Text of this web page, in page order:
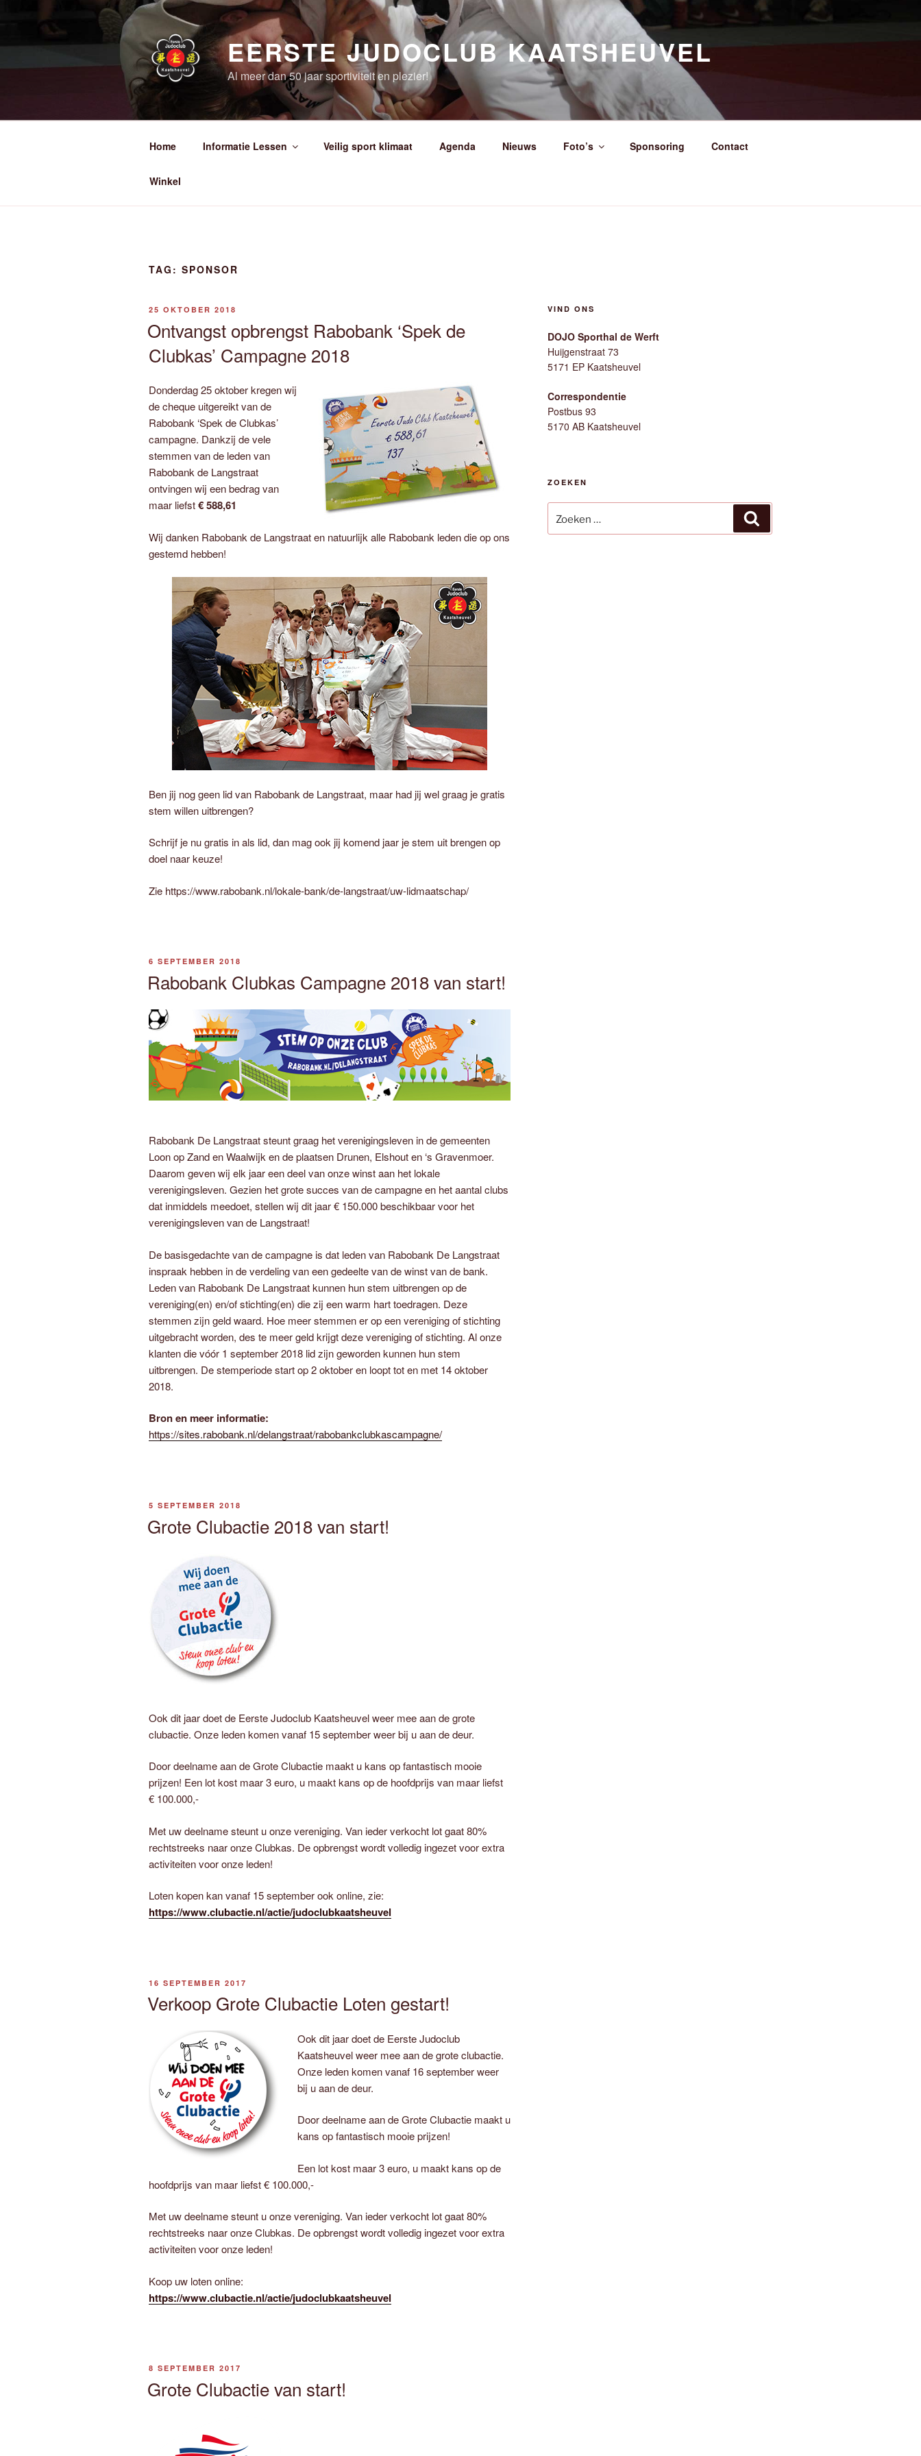
EERSTE JUDOCLUB KAATSHEUVEL
Al meer dan 50 jaar sportiviteit en plezier!
Home Informatie Lessen Veilig sport klimaat Agenda Nieuws Foto’s Sponsoring Contact
Winkel
TAG: SPONSOR
GEPLAATST
25 OKTOBER 2018
Ontvangst opbrengst Rabobank ‘Spek de
Clubkas’ Campagne 2018
Donderdag 25 oktober kregen wij
de cheque uitgereikt van de
Rabobank ‘Spek de Clubkas’
campagne. Dankzij de vele
stemmen van de leden van
Rabobank de Langstraat
ontvingen wij een bedrag van
maar liefst€ 588,61
Wij danken Rabobank de Langstraat en natuurlijk alle Rabobank leden die op ons
gestemd hebben!
Ben jij nog geen lid van Rabobank de Langstraat, maar had jij wel graag je gratis
stem willen uitbrengen?
Schrijf je nu gratis in als lid, dan mag ook jij komend jaar je stem uit brengen op
doel naar keuze!
Zie https://www.rabobank.nl/lokale-bank/de-langstraat/uw-lidmaatschap/
GEPLAATST
6 SEPTEMBER 2018
Rabobank Clubkas Campagne 2018 van start!
Rabobank De Langstraat steunt graag het verenigingsleven in de gemeenten
Loon op Zand en Waalwijk en de plaatsen Drunen, Elshout en ‘s Gravenmoer.
Daarom geven wij elk jaar een deel van onze winst aan het lokale
verenigingsleven. Gezien het grote succes van de campagne en het aantal clubs
dat inmiddels meedoet, stellen wij dit jaar € 150.000 beschikbaar voor het
verenigingsleven van de Langstraat!
De basisgedachte van de campagne is dat leden van Rabobank De Langstraat
inspraak hebben in de verdeling van een gedeelte van de winst van de bank.
Leden van Rabobank De Langstraat kunnen hun stem uitbrengen op de
vereniging(en) en/of stichting(en) die zij een warm hart toedragen. Deze
stemmen zijn geld waard. Hoe meer stemmen er op een vereniging of stichting
uitgebracht worden, des te meer geld krijgt deze vereniging of stichting. Al onze
klanten die vóór 1 september 2018 lid zijn geworden kunnen hun stem
uitbrengen. De stemperiode start op 2 oktober en loopt tot en met 14 oktober
2018.
Bron en meer informatie:
https://sites.rabobank.nl/delangstraat/rabobankclubkascampagne/
GEPLAATST
5 SEPTEMBER 2018
Grote Clubactie 2018 van start!
Ook dit jaar doet de Eerste Judoclub Kaatsheuvel weer mee aan de grote
clubactie. Onze leden komen vanaf 15 september weer bij u aan de deur.
Door deelname aan de Grote Clubactie maakt u kans op fantastisch mooie
prijzen! Een lot kost maar 3 euro, u maakt kans op de hoofdprijs van maar liefst
€ 100.000,-
Met uw deelname steunt u onze vereniging. Van ieder verkocht lot gaat 80%
rechtstreeks naar onze Clubkas. De opbrengst wordt volledig ingezet voor extra
activiteiten voor onze leden!
Loten kopen kan vanaf 15 september ook online, zie:
https://www.clubactie.nl/actie/judoclubkaatsheuvel
GEPLAATST
16 SEPTEMBER 2017
Verkoop Grote Clubactie Loten gestart!
Ook dit jaar doet de Eerste Judoclub
Kaatsheuvel weer mee aan de grote clubactie.
Onze leden komen vanaf 16 september weer
bij u aan de deur.
Door deelname aan de Grote Clubactie maakt u
kans op fantastisch mooie prijzen!
Een lot kost maar 3 euro, u maakt kans op de
hoofdprijs van maar liefst € 100.000,-
Met uw deelname steunt u onze vereniging. Van ieder verkocht lot gaat 80%
rechtstreeks naar onze Clubkas. De opbrengst wordt volledig ingezet voor extra
activiteiten voor onze leden!
Koop uw loten online:
https://www.clubactie.nl/actie/judoclubkaatsheuvel
GEPLAATST
8 SEPTEMBER 2017
Grote Clubactie van start!
VIND ONS
DOJO Sporthal de Werft
Huijgenstraat 73
5171 EP Kaatsheuvel
Correspondentie
Postbus 93
5170 AB Kaatsheuvel
ZOEKEN
naar: